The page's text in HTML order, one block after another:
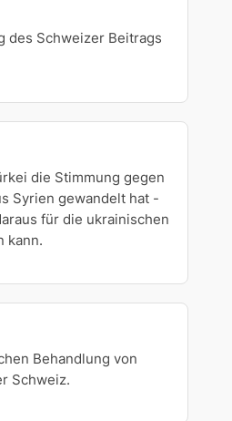
des Schweizer Beitrags
die Stimmung gegen
Syrien gewandelt hat -
für die ukrainischen
kann.
Behandlung von
Schweiz.